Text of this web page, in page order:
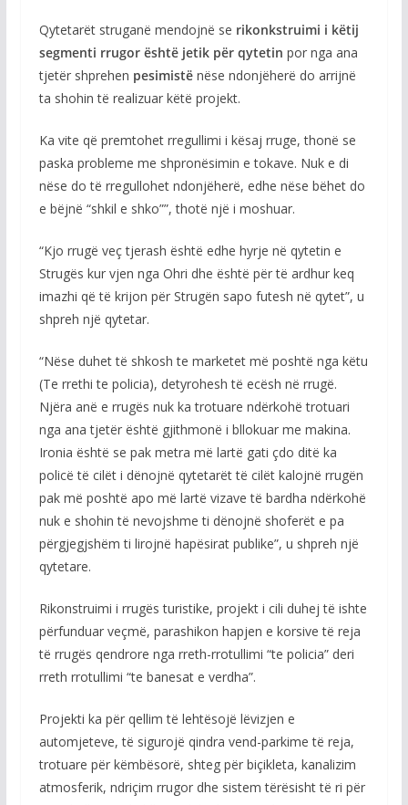
Qytetarët struganë mendojnë se rikonkstruimi i këtij
segmenti rrugor është jetik për qytetin por nga ana
tjetër shprehen pesimistënëse ndonjëherë do arrijnë
ta shohin të realizuar këtë projekt.
Ka vite që premtohet rregullimi i kësaj rruge, thonë se
paska probleme me shpronësimin e tokave. Nuk e di
nëse do të rregullohet ndonjëherë, edhe nëse bëhet do
e bëjnë “shkil e shko””, thotë një i moshuar.
“Kjo rrugë veç tjerash është edhe hyrje në qytetin e
Strugës kur vjen nga Ohri dhe është për të ardhur keq
imazhi që të krijon për Strugën sapo futesh në qytet”, u
shpreh një qytetar.
“Nëse duhet të shkosh te marketet më poshtë nga këtu
(Te rrethi te policia), detyrohesh të ecësh në rrugë.
Njëra anë e rrugës nuk ka trotuare ndërkohë trotuari
nga ana tjetër është gjithmonë i bllokuar me makina.
Ironia është se pak metra më lartë gati çdo ditë ka
policë të cilët i dënojnë qytetarët të cilët kalojnë rrugën
pak më poshtë apo më lartë vizave të bardha ndërkohë
nuk e shohin të nevojshme ti dënojnë shoferët e pa
përgjegjshëm ti lirojnë hapësirat publike”, u shpreh një
qytetare.
Rikonstruimi i rrugës turistike, projekt i cili duhej të ishte
përfunduar veçmë, parashikon hapjen e korsive të reja
të rrugës qendrore nga rreth-rrotullimi “te policia” deri
rreth rrotullimi “te banesat e verdha”.
Projekti ka për qellim të lehtësojë lëvizjen e
automjeteve, të sigurojë qindra vend-parkime të reja,
trotuare për këmbësorë, shteg për biçikleta, kanalizim
atmosferik, ndriçim rrugor dhe sistem tërësisht të ri për